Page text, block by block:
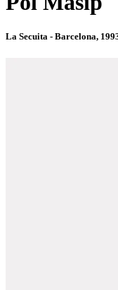
La Secuita - Barcelona,